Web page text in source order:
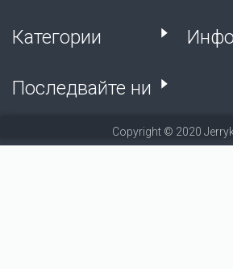
Категории
Последвайте ни
Copyright © 2020